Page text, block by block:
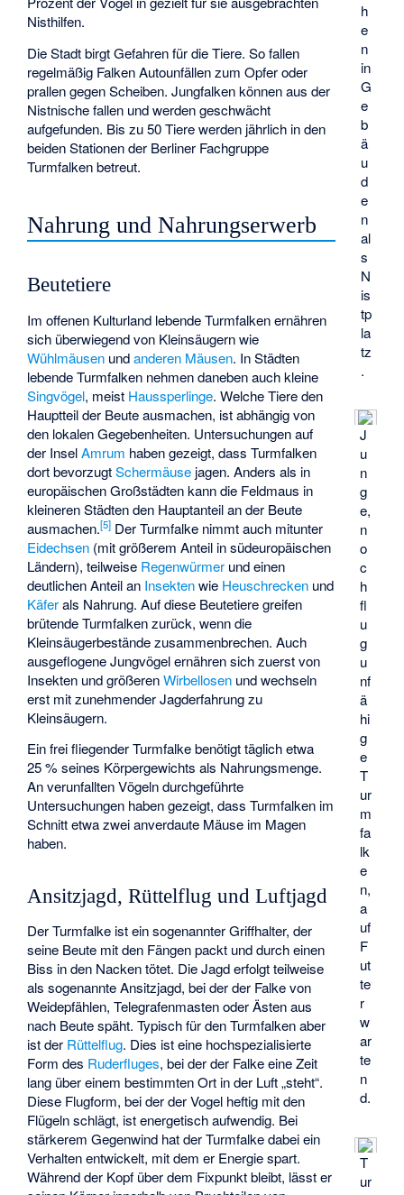
h
e
n
in
G
e
b
ä
u
d
e
n
al
s
N
is
tp
la
tz
.
J
u
n
g
e,
n
o
c
h
fl
u
g
u
nf
ä
hi
g
e
T
ur
m
fa
lk
e
n,
a
uf
F
ut
te
r
w
ar
te
n
d.
Nisthilfen.
Die Stadt birgt Gefahren für die Tiere. So fallen
regelmäßig Falken Autounfällen zum Opfer oder
prallen gegen Scheiben. Jungfalken können aus der
Nistnische fallen und werden geschwächt
aufgefunden. Bis zu 50 Tiere werden jährlich in den
beiden Stationen der Berliner Fachgruppe
Turmfalken betreut.
Nahrung und Nahrungserwerb
Beutetiere
T
ur
Im offenen Kulturland lebende Turmfalken ernähren
sich überwiegend von Kleinsäugern wie
Wühlmäusen undanderen Mäusen. In Städten
lebende Turmfalken nehmen daneben auch kleine
Singvögel, meist Haussperlinge. Welche Tiere den
Hauptteil der Beute ausmachen, ist abhängig von
den lokalen Gegebenheiten. Untersuchungen auf
der InselAmrum haben gezeigt, dass Turmfalken
dort bevorzugtSchermäuse jagen. Anders als in
europäischen Großstädten kann die Feldmaus in
kleineren Städten den Hauptanteil an der Beute
ausmachen.[5] Der Turmfalke nimmt auch mitunter
Eidechsen (mit größerem Anteil in südeuropäischen
Ländern), teilweise Regenwürmer und einen
deutlichen Anteil an Insektenwie Heuschrecken und
Käferals Nahrung. Auf diese Beutetiere greifen
brütende Turmfalken zurück, wenn die
Kleinsäugerbestände zusammenbrechen. Auch
ausgeflogene Jungvögel ernähren sich zuerst von
Insekten und größerenWirbellosen und wechseln
erst mit zunehmender Jagderfahrung zu
Kleinsäugern.
Ein frei fliegender Turmfalke benötigt täglich etwa
25 % seines Körpergewichts als Nahrungsmenge.
An verunfallten Vögeln durchgeführte
Untersuchungen haben gezeigt, dass Turmfalken im
Schnitt etwa zwei anverdaute Mäuse im Magen
haben.
Ansitzjagd, Rüttelflug und Luftjagd
Der Turmfalke ist ein sogenannterGriffhalter, der
seine Beute mit den Fängen packt und durch einen
Biss in den Nacken tötet. Die Jagd erfolgt teilweise
als sogenannte Ansitzjagd, bei der der Falke von
Weidepfählen, Telegrafenmasten oder Ästen aus
nach Beute späht. Typisch für den Turmfalken aber
ist der Rüttelflug. Dies ist eine hochspezialisierte
Form des Ruderfluges, bei der der Falke eine Zeit
lang über einem bestimmten Ort in der Luft „steht“.
Diese Flugform, bei der der Vogel heftig mit den
Flügeln schlägt, ist energetisch aufwendig. Bei
stärkerem Gegenwind hat der Turmfalke dabei ein
Verhalten entwickelt, mit dem er Energie spart.
Während der Kopf über dem Fixpunkt bleibt, lässt er